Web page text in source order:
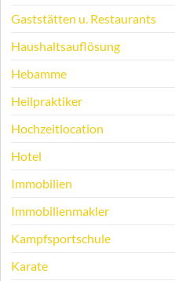
Gaststätten u. Restaurants
Haushaltsauflösung
Hebamme
Heilpraktiker
Hochzeitlocation
Hotel
Immobilien
Immobilienmakler
Kampfsportschule
Karate